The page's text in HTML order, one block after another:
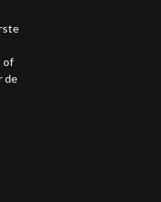
of
de